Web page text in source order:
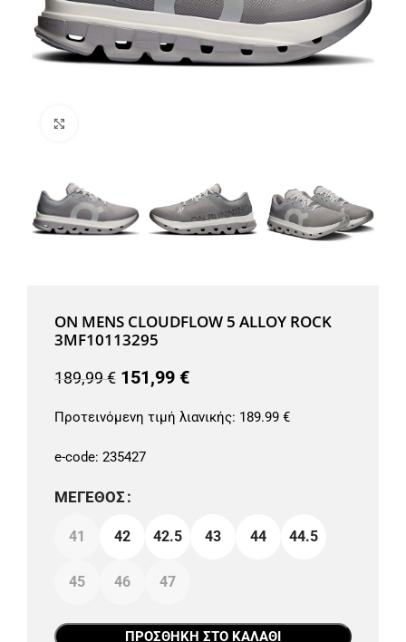
ON MENS CLOUDFLOW 5 ALLOY ROCK
3MF10113295
189,99€ 151,99 €
Προτεινόμενη τιμή λιανικής: 189.99 €
e-code: 235427
ΜΈΓΕΘΟΣ
41 42 42.5 43 44 44.5
45 46 47
ΠΡΟΣΘΉΚΗ ΣΤΟ ΚΑΛΆΘΙ